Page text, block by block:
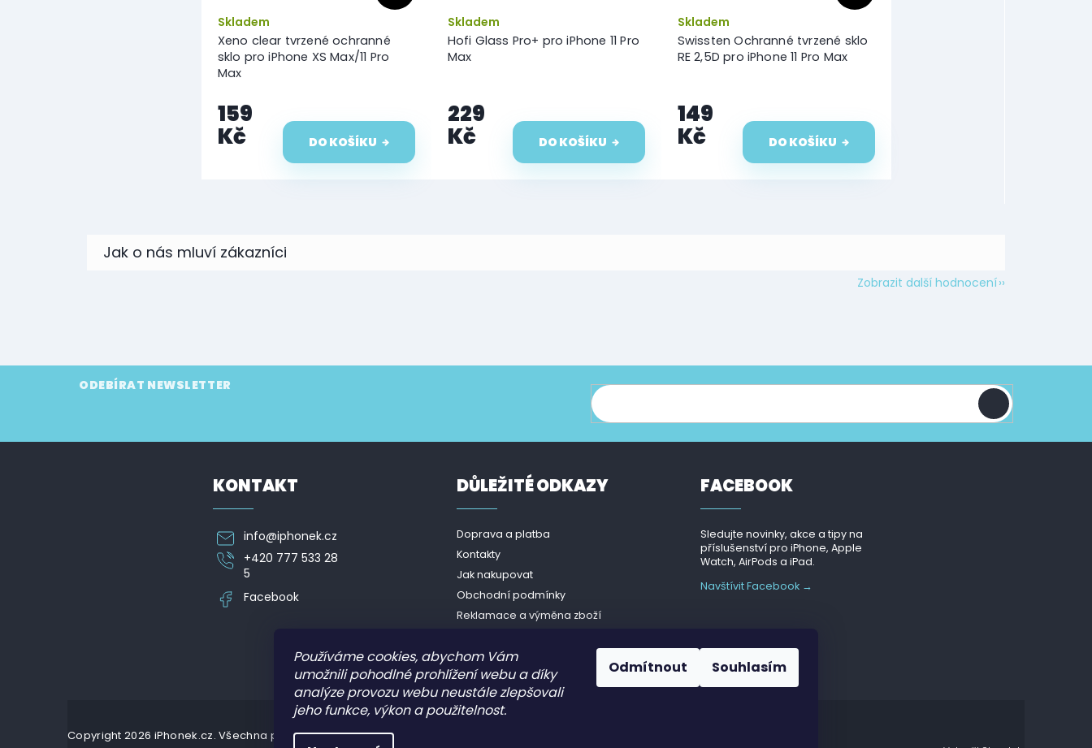
Používáme cookies, abychom Vám
umožnili pohodlné prohlížení webu a díky
analýze provozu webu neustále zlepšovali
jeho funkce, výkon a použitelnost.
Odmítnout Souhlasím
Xeno clear tvrzené ochranné
sklo pro iPhone XS Max/11 Pro
Max
Skladem
159
Kč DO KOŠÍKU
Hofi Glass Pro+ pro iPhone 11 Pro
Max
Skladem
229
Kč DO KOŠÍKU
Swissten Ochranné tvrzené sklo
RE 2,5D pro iPhone 11 Pro Max
Skladem
149
Kč DO KOŠÍKU
Zobrazit další hodnocení
Z
t
ODEBÍRAT NEWSLETTER
KONTAKT
info@iphonek.cz
+420 777 533 28
5
Facebook
DŮLEŽITÉ ODKAZY
Doprava a platba
Kontakty
Jak nakupovat
Obchodní podmínky
Reklamace a výměna zboží
údajů - GDPR
FACEBOOK
Sledujte novinky, akce a tipy na
příslušenství pro iPhone, Apple
Watch, AirPods a iPad.
Navštívit Facebook →
Copyright 2026 iPhonek.cz. Všechna práva vyhrazena.